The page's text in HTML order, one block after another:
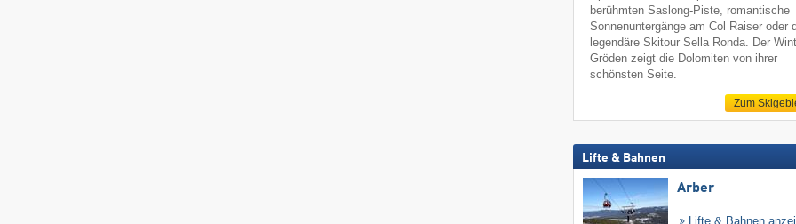
berühmten Saslong-Piste, romantische
Sonnenuntergänge am Col Raiser oder
legendäre Skitour Sella Ronda. Der
Gröden zeigt die Dolomiten von ihrer
schönsten Seite.
Zum
Lifte & Bahnen
Arber
Lifte & Bahnen